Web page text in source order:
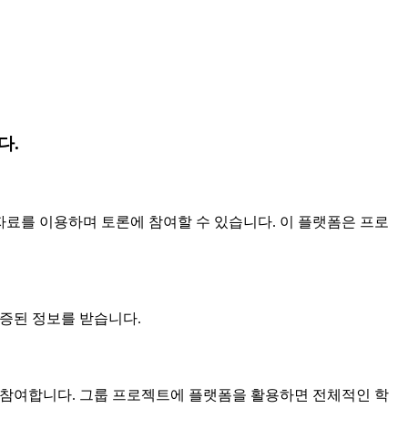
.
를 이용하며 토론에 참여할 수 있습니다. 이 플랫폼은 프로
된 정보를 받습니다.
여합니다. 그룹 프로젝트에 플랫폼을 활용하면 전체적인 학